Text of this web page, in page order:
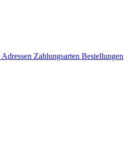
Adressen Zahlungsarten Bestellungen